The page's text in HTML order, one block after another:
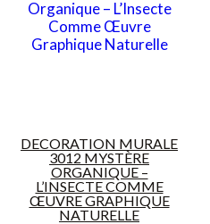
DECORATION MURALE
3012 MYSTÈRE
ORGANIQUE –
L’INSECTE COMME
ŒUVRE GRAPHIQUE
NATURELLE